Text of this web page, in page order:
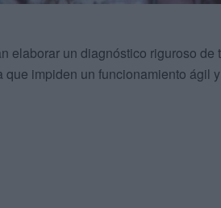
elaborar un diagnóstico riguroso
impiden un funcionamiento ágil y